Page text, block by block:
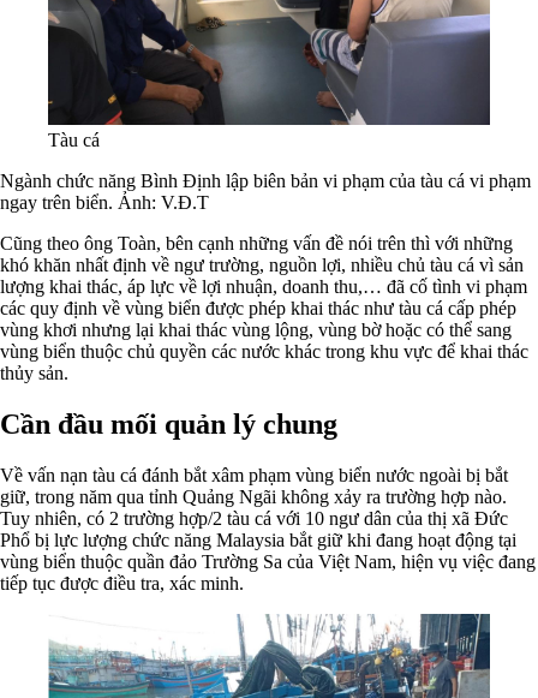
Tàu cá
Ngành chức năng Bình Định lập biên bản vi phạm của tàu cá vi phạm
ngay trên biển. Ảnh: V.Đ.T
Cũng theo ông Toàn, bên cạnh những vấn đề nói trên thì với những
khó khăn nhất định về ngư trường, nguồn lợi, nhiều chủ tàu cá vì sản
lượng khai thác, áp lực về lợi nhuận, doanh thu,… đã cố tình vi phạm
các quy định về vùng biển được phép khai thác như tàu cá cấp phép
vùng khơi nhưng lại khai thác vùng lộng, vùng bờ hoặc có thể sang
vùng biển thuộc chủ quyền các nước khác trong khu vực để khai thác
thủy sản.
Cần đầu mối quản lý chung
Về vấn nạn tàu cá đánh bắt xâm phạm vùng biển nước ngoài bị bắt
giữ, trong năm qua tỉnh Quảng Ngãi không xảy ra trường hợp nào.
Tuy nhiên, có 2 trường hợp/2 tàu cá với 10 ngư dân của thị xã Đức
Phổ bị lực lượng chức năng Malaysia bắt giữ khi đang hoạt động tại
vùng biển thuộc quần đảo Trường Sa của Việt Nam, hiện vụ việc đang
tiếp tục được điều tra, xác minh.